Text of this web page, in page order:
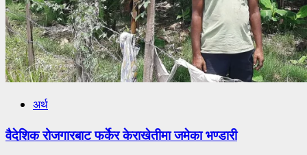
अर्थ
वैदेशिक रोजगारबाट फर्केर केराखेतीमा जमेका भण्डारी